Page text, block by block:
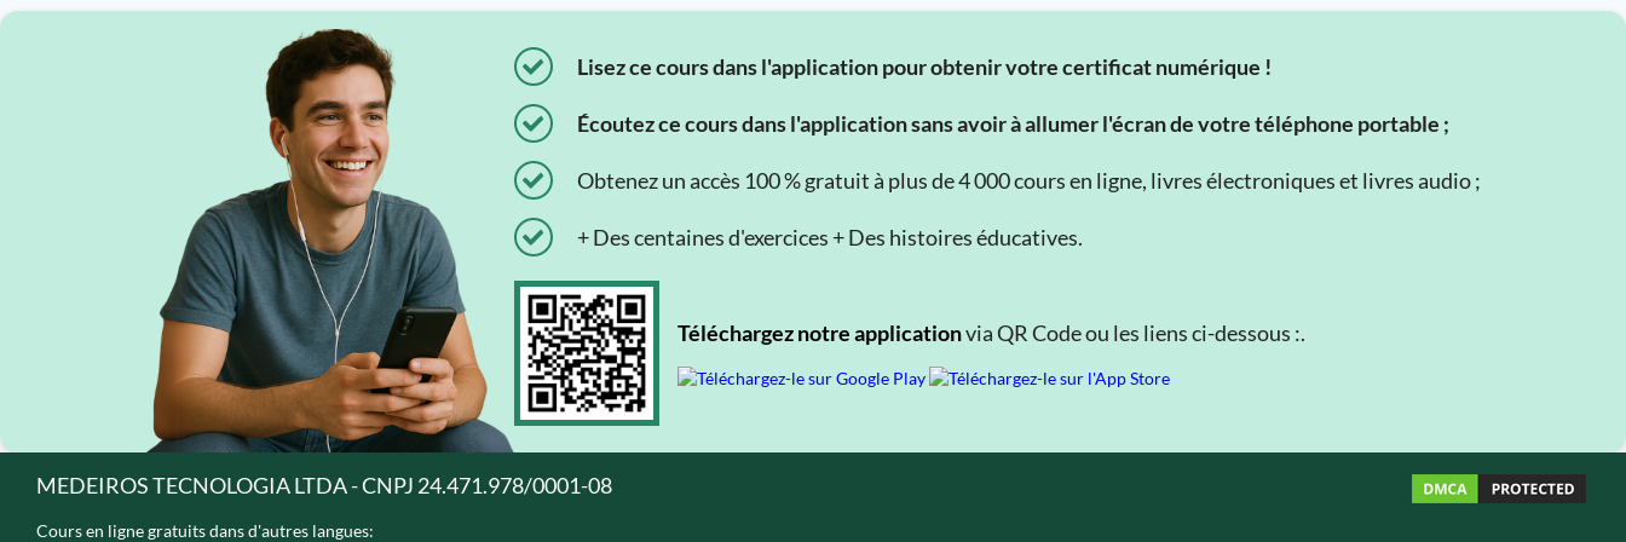
Lisez ce cours dans l'application pour obtenir votre certificat numérique !
Écoutez ce cours dans l'application sans avoir à allumer l'écran de votre téléphone portable ;
Obtenez un accès 100 % gratuit à plus de 4 000 cours en ligne, livres électroniques et livres audio ;
+ Des centaines d'exercices + Des histoires éducatives.
Téléchargez notre applicationvia QR Code ou les liens ci-dessous :.
MEDEIROS TECNOLOGIA LTDA - CNPJ 24.471.978/0001-08
Cours en ligne gratuits dans d'autres langues: